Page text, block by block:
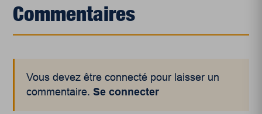
Commentaires
Vous devez être connecté pour laisser un
commentaire.Se connecter